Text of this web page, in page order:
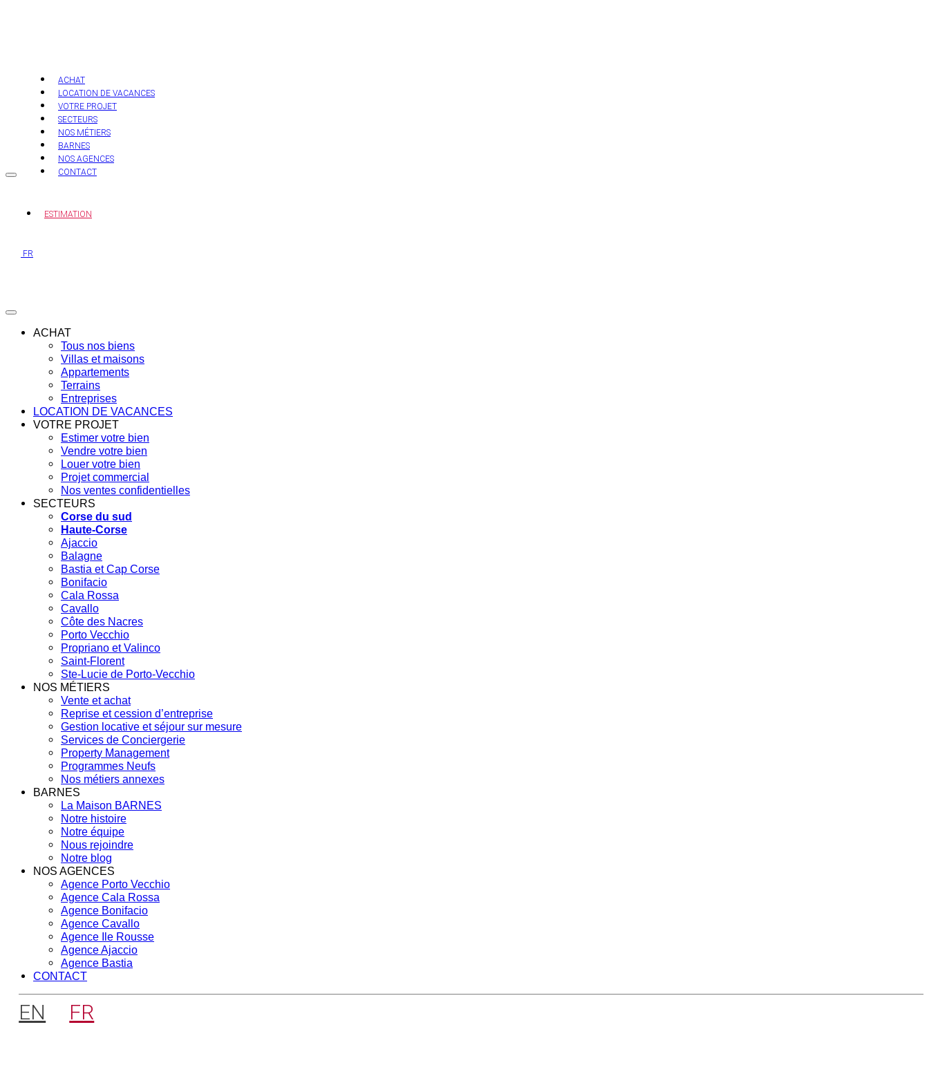
ACHAT
LOCATION DE VACANCES
VOTRE PROJET
SECTEURS
NOS MÉTIERS
BARNES
NOS AGENCES
CONTACT
ESTIMATION
FR
ACHAT
Tous nos biens
Villas et maisons
Appartements
Terrains
Entreprises
LOCATION DE VACANCES
VOTRE PROJET
Estimer votre bien
Vendre votre bien
Louer votre bien
Projet commercial
Nos ventes confidentielles
SECTEURS
Corse du sud
Haute-Corse
Ajaccio
Balagne
Bastia et Cap Corse
Bonifacio
Cala Rossa
Cavallo
Côte des Nacres
Porto Vecchio
Propriano et Valinco
Saint-Florent
Ste-Lucie de Porto-Vecchio
NOS MÉTIERS
Vente et achat
Reprise et cession d’entreprise
Gestion locative et séjour sur mesure
Services de Conciergerie
Property Management
Programmes Neufs
Nos métiers annexes
BARNES
La Maison BARNES
Notre histoire
Notre équipe
Nous rejoindre
Notre blog
NOS AGENCES
Agence Porto Vecchio
Agence Cala Rossa
Agence Bonifacio
Agence Cavallo
Agence Ile Rousse
Agence Ajaccio
Agence Bastia
CONTACT
EN FR